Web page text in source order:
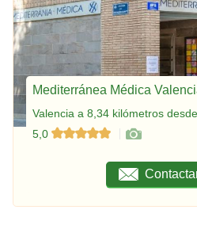
Mediterránea Médica
Valencia a 8,34 kilómetros
5,0